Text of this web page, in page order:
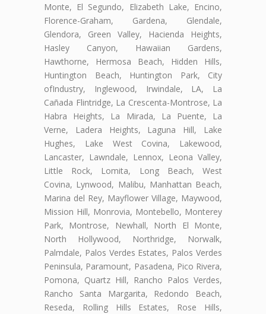
Monte, El Segundo, Elizabeth Lake, Encino,
Florence-Graham, Gardena, Glendale,
Glendora, Green Valley, Hacienda Heights,
Hasley Canyon, Hawaiian Gardens,
Hawthorne, Hermosa Beach, Hidden Hills,
Huntington Beach, Huntington Park, City
ofIndustry, Inglewood, Irwindale, LA, La
Cañada Flintridge, La Crescenta-Montrose, La
Habra Heights, La Mirada, La Puente, La
Verne, Ladera Heights, Laguna Hill, Lake
Hughes, Lake West Covina, Lakewood,
Lancaster, Lawndale, Lennox, Leona Valley,
Little Rock, Lomita, Long Beach, West
Covina, Lynwood, Malibu, Manhattan Beach,
Marina del Rey, Mayflower Village, Maywood,
Mission Hill, Monrovia, Montebello, Monterey
Park, Montrose, Newhall, North El Monte,
North Hollywood, Northridge, Norwalk,
Palmdale, Palos Verdes Estates, Palos Verdes
Peninsula, Paramount, Pasadena, Pico Rivera,
Pomona, Quartz Hill, Rancho Palos Verdes,
Rancho Santa Margarita, Redondo Beach,
Reseda, Rolling Hills Estates, Rose Hills,